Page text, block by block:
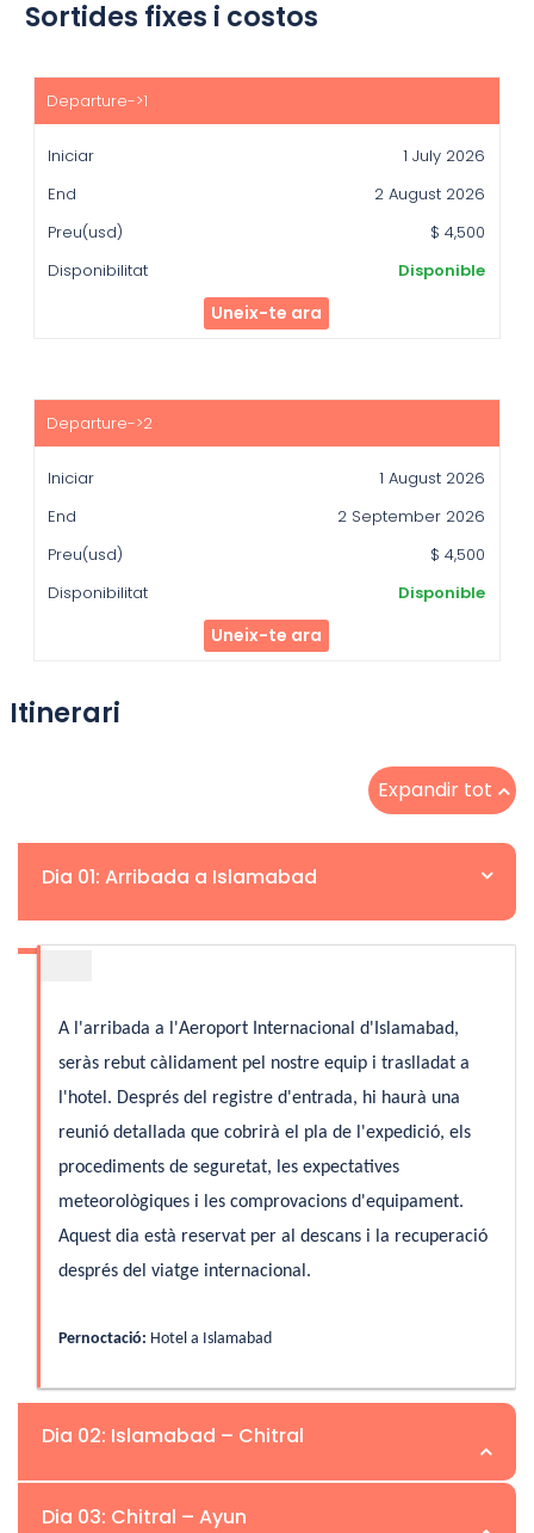
Sortides fixes i costos
Iniciar
Disponibilitat
1 July 2026
2 August 2026
$ 4,500
Disponible
Uneix-te ara
1 August 2026
2 September 2026
$ 4,500
Disponible
Uneix-te ara
Itinerari
Expandir tot
Dia 01: Arribada a Islamabad
A l'arribada a l'Aeroport Internacional d'Islamabad,
seràs rebut càlidament pel nostre equip i traslladat a
l'hotel. Després del registre d'entrada, hi haurà una
reunió detallada que cobrirà el pla de l'expedició, els
procediments de seguretat, les expectatives
meteorològiques i les comprovacions d'equipament.
Aquest dia està reservat per al descans i la recuperació
després del viatge internacional.
Pernoctació: Hotel a Islamabad
Dia 02: Islamabad – Chitral
Dia 03: Chitral – Ayun